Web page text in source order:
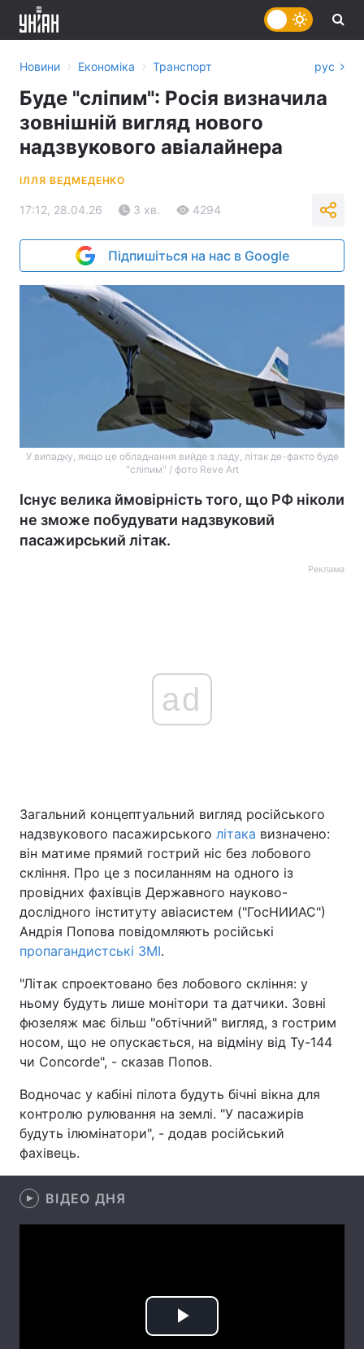
Україна Політика
Економіка Світ
Спорт Наука
Техно і зв'язок Лайт
Зброя Інциденти
Здоров'я Туризм
Цікавинки Погода
Лонгріди
Інтерв'ю
Новини › Економіка › Транспорт рус
Буде "сліпим": Росія визначила
зовнішній вигляд нового
надзвукового авіалайнера
ІЛЛЯ ВЕДМЕДЕНКО
17:12, 28.04.26 3 хв. 4294
Підпишіться на нас в Google
У випадку, якщо це обладнання вийде з ладу, літак де-факто буде
"сліпим" / фото Reve Art
Існує велика ймовірність того, що РФ ніколи
не зможе побудувати надзвуковий
пасажирський літак.
Реклама
ad
Загальний концептуальний вигляд російського
надзвукового пасажирського літака визначено:
він матиме прямий гострий ніс без лобового
скління. Про це з посиланням на одного із
провідних фахівців Державного науково-
дослідного інституту авіасистем ("ГосНИИАС")
Андрія Попова повідомляють російські
пропагандистські ЗМІ.
"Літак спроектовано без лобового скління: у
ньому будуть лише монітори та датчики. Зовні
фюзеляж має більш "обтічний" вигляд, з гострим
носом, що не опускається, на відміну від Ту-144
чи Concorde", - сказав Попов.
Водночас у кабіні пілота будуть бічні вікна для
контролю рулювання на землі. "У пасажирів
будуть ілюмінатори", - додав російський
фахівець.
ВІДЕО ДНЯ
Play